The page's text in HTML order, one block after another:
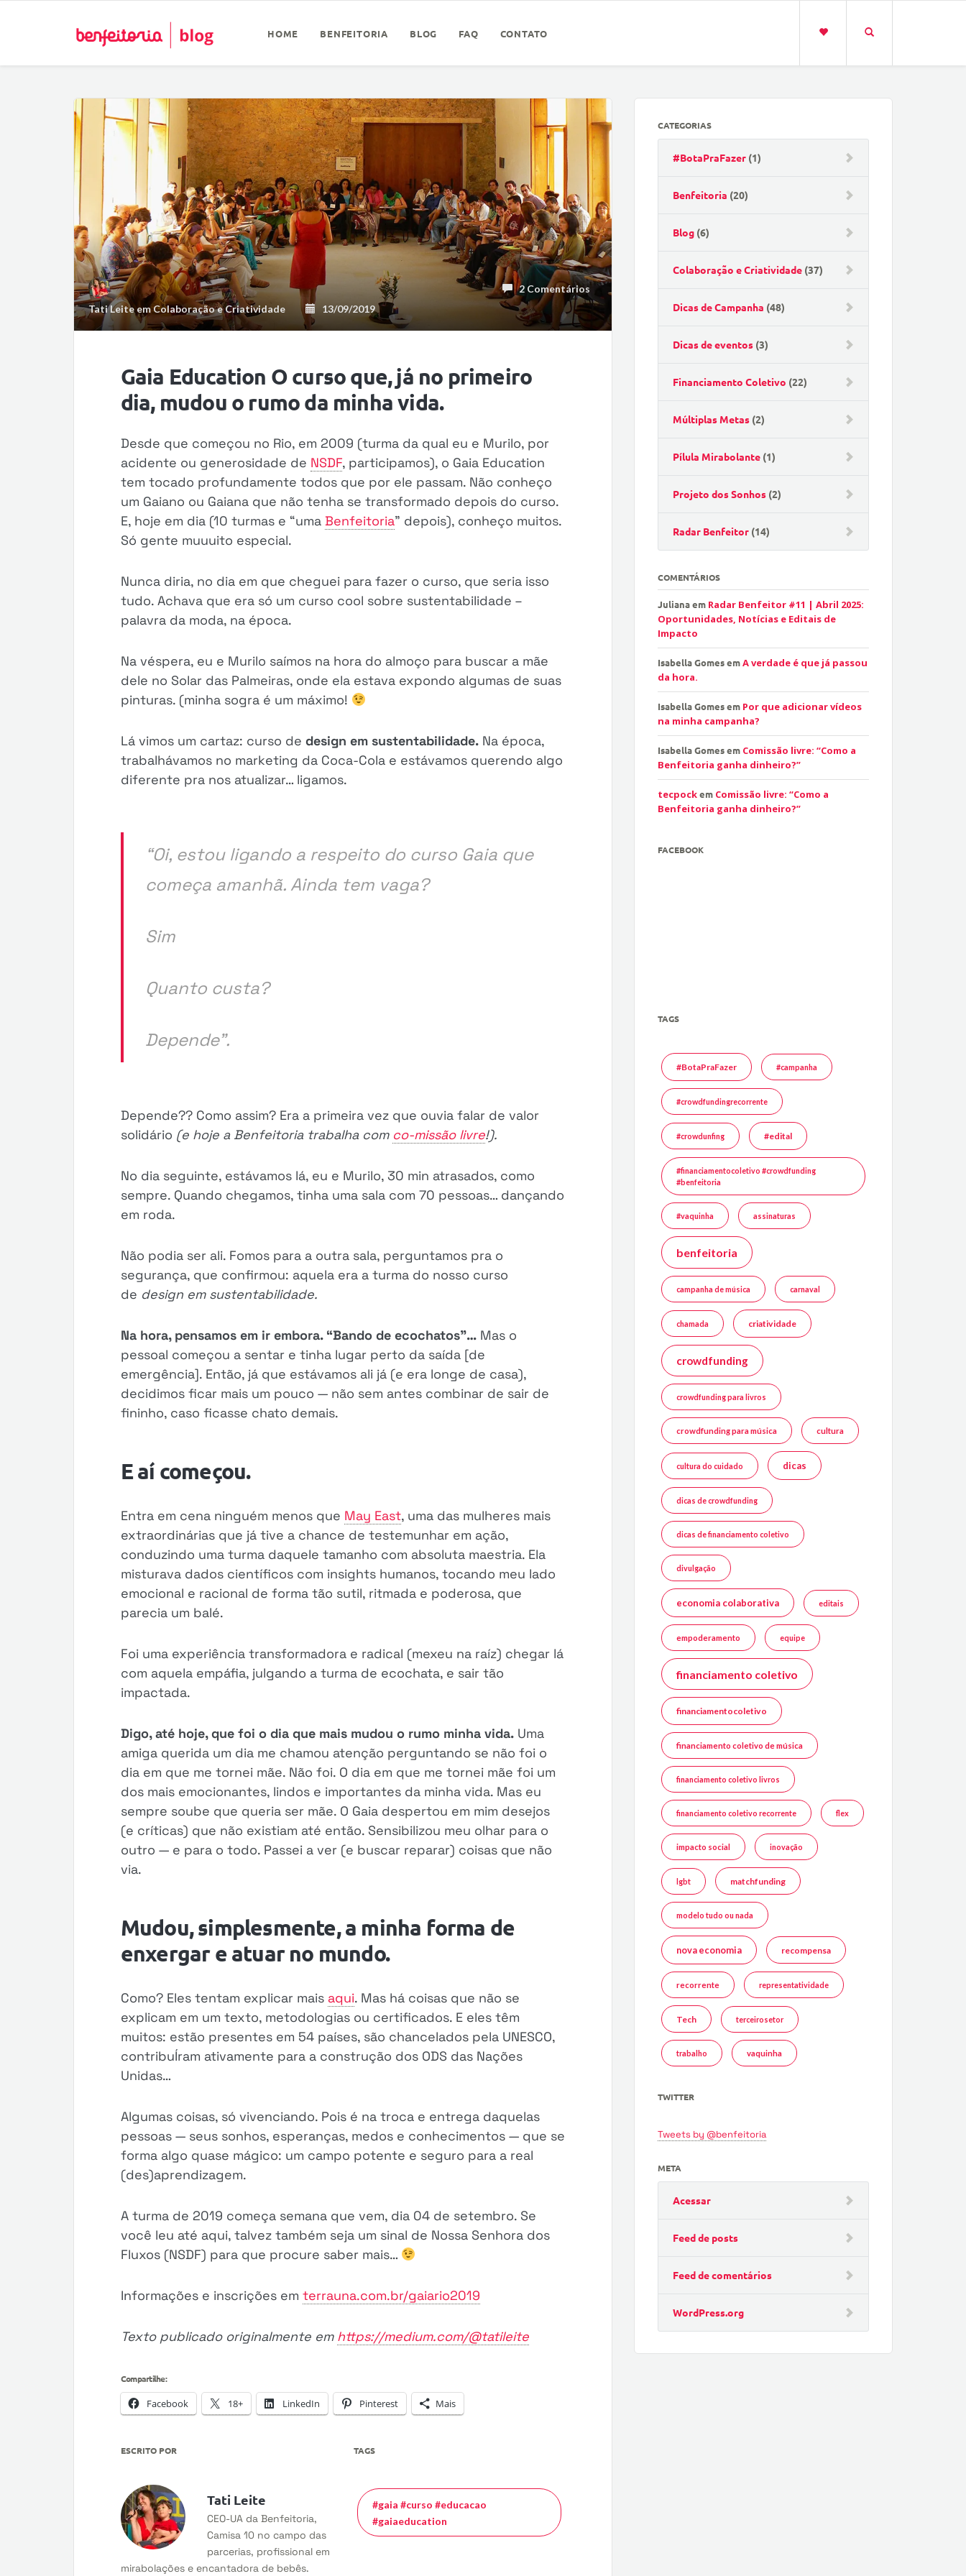
HOME BENFEITORIA BLOG FAQ CONTATO
Tati LeiteemColaboração e Criatividade 13/09/2019
2 Comentários
Gaia Education O curso que, já no primeiro
dia, mudou o rumo da minha vida.
Desde que começou no Rio, em 2009 (turma da qual eu e Murilo, por
acidente ou generosidade de NSDF, participamos), o Gaia Education
tem tocado profundamente todos que por ele passam. Não conheço
um Gaiano ou Gaiana que não tenha se transformado depois do curso.
E, hoje em dia (10 turmas e “uma Benfeitoria” depois), conheço muitos.
Só gente muuuito especial.
Nunca diria, no dia em que cheguei para fazer o curso, que seria isso
tudo. Achava que era só um curso cool sobre sustentabilidade –
palavra da moda, na época.
Na véspera, eu e Murilo saímos na hora do almoço para buscar a mãe
dele no Solar das Palmeiras, onde ela estava expondo algumas de suas
pinturas. (minha sogra é um máximo!
Lá vimos um cartaz: curso de design em sustentabilidade.Na época,
trabalhávamos no marketing da Coca-Cola e estávamos querendo algo
diferente pra nos atualizar… ligamos.
“Oi, estou ligando a respeito do curso Gaia que
começa amanhã. Ainda tem vaga?
Sim
Quanto custa?
Depende”.
Depende?? Como assim? Era a primeira vez que ouvia falar de valor
solidário (e hoje a Benfeitoria trabalha com co-missão livre!).
No dia seguinte, estávamos lá, eu e Murilo, 30 min atrasados, como
sempre. Quando chegamos, tinha uma sala com 70 pessoas… dançando
em roda.
Não podia ser ali. Fomos para a outra sala, perguntamos pra o
segurança, que confirmou: aquela era a turma do nosso curso
de design em sustentabilidade.
Na hora, pensamos em ir embora. “Bando de ecochatos”… Mas o
pessoal começou a sentar e tinha lugar perto da saída [de
emergência]. Então, já que estávamos ali já (e era longe de casa),
decidimos ficar mais um pouco — não sem antes combinar de sair de
fininho, caso ficasse chato demais.
E aí começou.
Entra em cena ninguém menos que May East, uma das mulheres mais
extraordinárias que já tive a chance de testemunhar em ação,
conduzindo uma turma daquele tamanho com absoluta maestria. Ela
misturava dados científicos com insights humanos, tocando meu lado
emocional e racional de forma tão sutil, ritmada e poderosa, que
parecia um balé.
Foi uma experiência transformadora e radical (mexeu na raíz) chegar lá
com aquela empáfia, julgando a turma de ecochata, e sair tão
impactada.
Digo, até hoje, que foi o dia que mais mudou o rumo minha vida.Uma
amiga querida um dia me chamou atenção perguntando se não foi o
dia em que me tornei mãe. Não foi. O dia em que me tornei mãe foi um
dos mais emocionantes, lindos e importantes da minha vida. Mas eu
sempre soube que queria ser mãe. O Gaia despertou em mim desejos
(e críticas) que não existiam até então. Sensibilizou meu olhar para o
outro — e para o todo. Passei a ver (e buscar reparar) coisas que não
via.
Mudou, simplesmente, a minha forma de
enxergar e atuar no mundo.
Como? Eles tentam explicar mais aqui. Mas há coisas que não se
explicam em um texto, metodologias ou certificados. E eles têm
muitos: estão presentes em 54 países, são chancelados pela UNESCO,
contribuÍram ativamente para a construção dos ODS das Nações
Unidas…
Algumas coisas, só vivenciando. Pois é na troca e entrega daquelas
pessoas — seus sonhos, esperanças, medos e conhecimentos — que se
forma algo quase mágico: um campo potente e seguro para a real
(des)aprendizagem.
A turma de 2019 começa semana que vem, dia 04 de setembro. Se
você leu até aqui, talvez também seja um sinal de Nossa Senhora dos
Fluxos (NSDF) para que procure saber mais…
Informações e inscrições em terrauna.com.br/gaiario2019
Texto publicado originalmente em https://medium.com/@tatileite
Compartilhe:
Facebook 18+ LinkedIn Pinterest Mais
ESCRITO POR
Tati Leite
CEO-UA da Benfeitoria,
Camisa 10 no campo das
parcerias, profissional em
mirabolações e encantadora de bebês.
TAGS
#gaia #curso #educacao
#gaiaeducation
CATEGORIAS
#BotaPraFazer (1)
Benfeitoria (20)
Blog (6)
Colaboração e Criatividade (37)
Dicas de Campanha (48)
Dicas de eventos (3)
Financiamento Coletivo (22)
Múltiplas Metas (2)
Pílula Mirabolante (1)
Projeto dos Sonhos (2)
Radar Benfeitor (14)
COMENTÁRIOS
Julianaem Radar Benfeitor #11 | Abril 2025:
Oportunidades, Notícias e Editais de
Impacto
Isabella GomesemA verdade é que já passou
da hora.
Isabella Gomesem Por que adicionar vídeos
na minha campanha?
Isabella Gomesem Comissão livre: “Como a
Benfeitoria ganha dinheiro?”
tecpockem Comissão livre: “Como a
Benfeitoria ganha dinheiro?”
FACEBOOK
TAGS
#BotaPraFazer #campanha
#crowdfundingrecorrente
#crowdunfing #edital
#financiamentocoletivo #crowdfunding
#benfeitoria
#vaquinha assinaturas
benfeitoria
campanha de música carnaval
chamada criatividade
crowdfunding
crowdfunding para livros
crowdfunding para música cultura
cultura do cuidado dicas
dicas de crowdfunding
dicas de financiamento coletivo
divulgação
economia colaborativa editais
empoderamento equipe
financiamento coletivo
financiamentocoletivo
financiamento coletivo de música
financiamento coletivo livros
financiamento coletivo recorrente flex
impacto social inovação
lgbt matchfunding
modelo tudo ou nada
nova economia recompensa
recorrente representatividade
Tech terceirosetor
trabalho vaquinha
TWITTER
Tweets by @benfeitoria
META
Acessar
Feed de posts
Feed de comentários
WordPress.org